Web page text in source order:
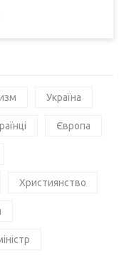
Україна
Європа
Християнство